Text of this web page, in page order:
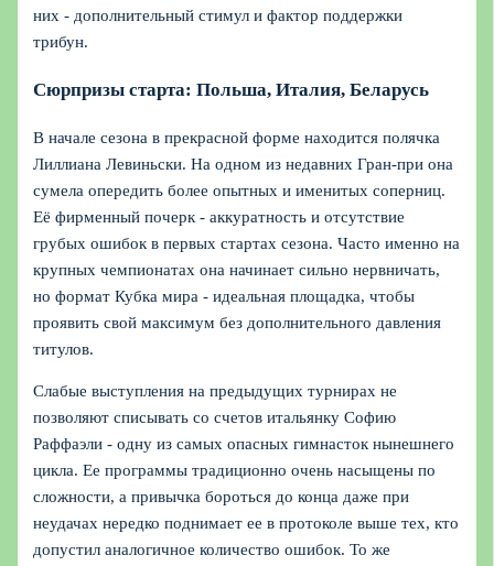
них - дополнительный стимул и фактор поддержки
трибун.
Сюрпризы старта: Польша, Италия, Беларусь
В начале сезона в прекрасной форме находится полячка
Лиллиана Левиньски. На одном из недавних Гран-при она
сумела опередить более опытных и именитых соперниц.
Её фирменный почерк - аккуратность и отсутствие
грубых ошибок в первых стартах сезона. Часто именно на
крупных чемпионатах она начинает сильно нервничать,
но формат Кубка мира - идеальная площадка, чтобы
проявить свой максимум без дополнительного давления
титулов.
Слабые выступления на предыдущих турнирах не
позволяют списывать со счетов итальянку Софию
Раффаэли - одну из самых опасных гимнасток нынешнего
цикла. Ее программы традиционно очень насыщены по
сложности, а привычка бороться до конца даже при
неудачах нередко поднимает ее в протоколе выше тех, кто
допустил аналогичное количество ошибок. То же